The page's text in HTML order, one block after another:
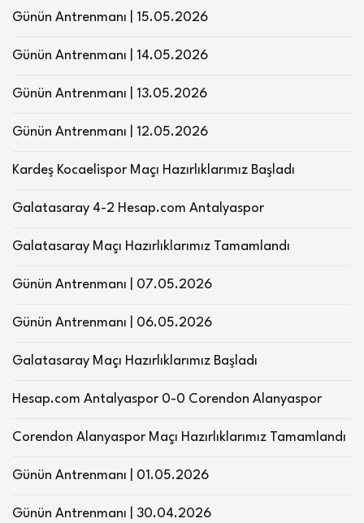
Günün Antrenmanı | 15.05.2026
Günün Antrenmanı | 14.05.2026
Günün Antrenmanı | 13.05.2026
Günün Antrenmanı | 12.05.2026
Kardeş Kocaelispor Maçı Hazırlıklarımız Başladı
Galatasaray 4-2 Hesap.com Antalyaspor
Galatasaray Maçı Hazırlıklarımız Tamamlandı
Günün Antrenmanı | 07.05.2026
Günün Antrenmanı | 06.05.2026
Galatasaray Maçı Hazırlıklarımız Başladı
Hesap.com Antalyaspor 0-0 Corendon Alanyaspor
Corendon Alanyaspor Maçı Hazırlıklarımız Tamamlandı
Günün Antrenmanı | 01.05.2026
Günün Antrenmanı | 30.04.2026